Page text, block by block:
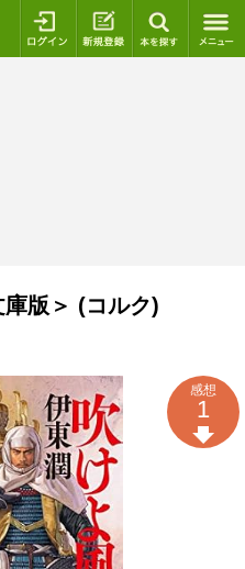
ログイン 新規登録
版＞ (コルク)
感想
1